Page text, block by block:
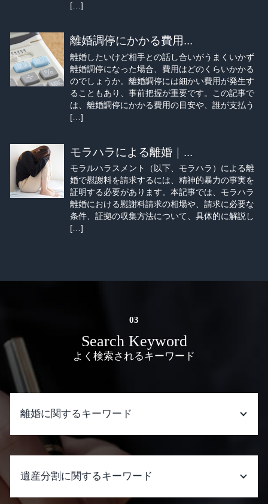
[…]
離婚調停にかかる費用...
離婚したいけど相手との話し合いがうまくいかず
離婚調停になった場合、費用はどのくらいかかる
のでしょうか。離婚調停には細かい費用が発生す
ることもあり、事前把握が重要です。この記事で
は、離婚調停にかかる費用の目安や、誰が支払う
[…]
モラハラによる離婚｜...
モラルハラスメント（以下、モラハラ）による離
婚で慰謝料を請求するには、精神的暴力の事実を
証明する必要があります。本記事では、モラハラ
離婚における慰謝料請求の相場や、請求に必要な
条件、証拠の収集方法について、具体的に解説し
[…]
Search Keyword
よく検索されるキーワード
離婚に関するキーワード
離婚 家庭裁判所
婚姻費用分担請求
有責配偶者 財産分与
遺産分割に関するキーワード